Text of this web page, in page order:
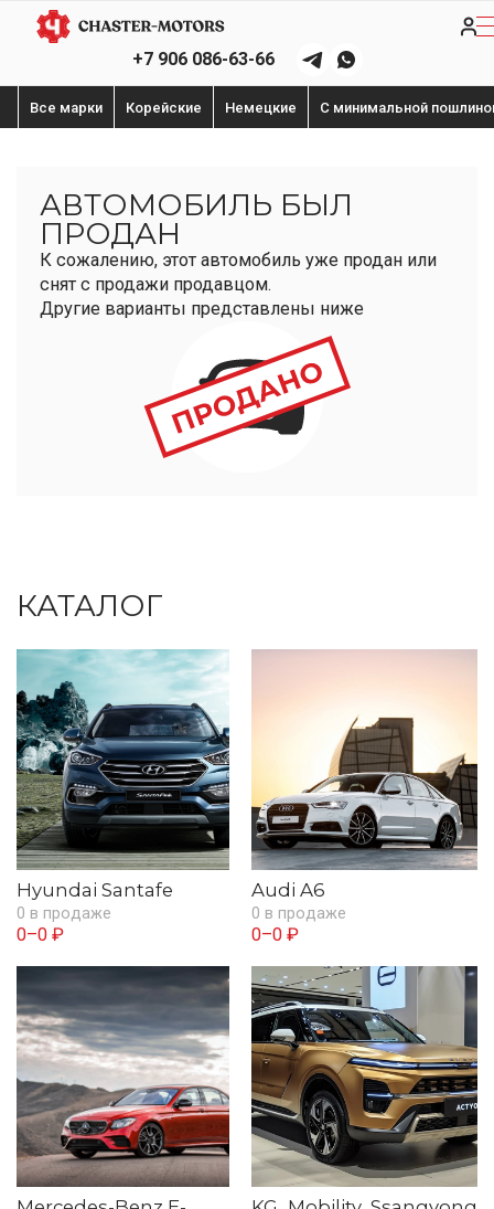
+7 906 086-63-66
Все марки Корейские Немецкие С минимальной
АВТОМОБИЛЬ БЫЛ
ПРОДАН
К сожалению, этот автомобиль уже продан или
снят с продажи продавцом.
Другие варианты представлены ниже
КАТАЛОГ
Hyundai Santafe
0 в продаже
0–0 ₽
Audi A6
0 в продаже
0–0 ₽